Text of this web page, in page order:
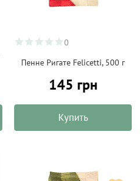
0
Пенне Ригате Felicetti, 500 г
145 грн
Купить